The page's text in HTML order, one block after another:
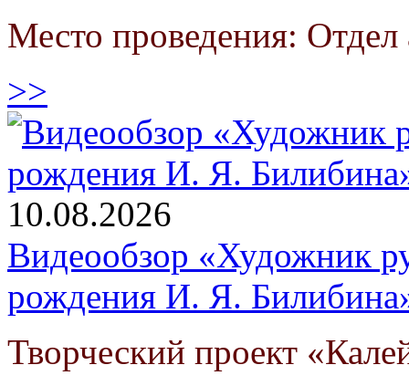
Место проведения: Отдел
>>
10.08.2026
Видеообзор «Художник
рождения И. Я.
Творческий проект